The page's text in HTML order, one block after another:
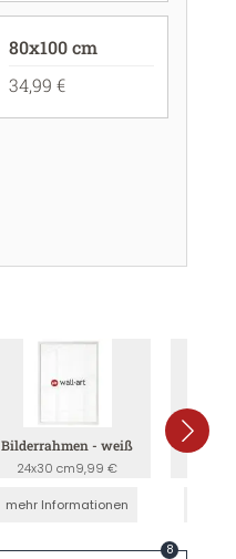
80x100 cm
34,99 €
Bilderrahmen - weiß
24x30 cm9,99 €
mehr Informationen
8